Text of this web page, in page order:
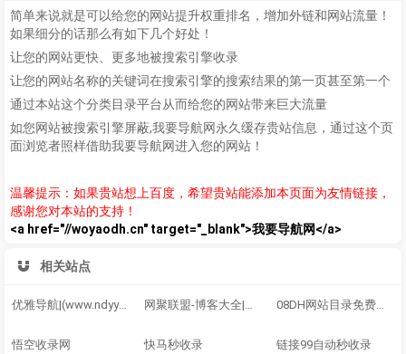
简单来说就是可以给您的网站提升权重排名，增加外链和网站流量！
如果细分的话那么有如下几个好处！
让您的网站更快、更多地被搜索引擎收录
让您的网站名称的关键词在搜索引擎的搜索结果的第一页甚至第一个
通过本站这个分类目录平台从而给您的网站带来巨大流量
如您网站被搜索引擎屏蔽,我要导航网永久缓存贵站信息，通过这个页
面浏览者照样借助我要导航网进入您的网站！
温馨提示：如果贵站想上百度，希望贵站能添加本页面为友情链接，
感谢您对本站的支持！
<a href="//woyaodh.cn" target="_blank">我要导航网</a>
相关站点
优雅导航|(www.ndyywz.com)，网站推广平台 08DH网站目录免费网址目录提交-网站目录-分类目录
悟空收录网 快马秒收录 链接99自动秒收录